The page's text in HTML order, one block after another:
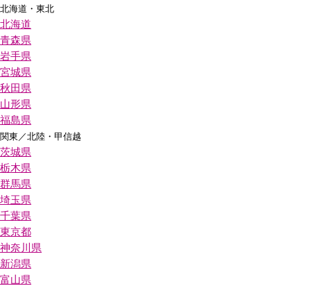
北海道・東北
北海道
青森県
岩手県
宮城県
秋田県
山形県
福島県
関東／北陸・甲信越
茨城県
栃木県
群馬県
埼玉県
千葉県
東京都
神奈川県
新潟県
富山県